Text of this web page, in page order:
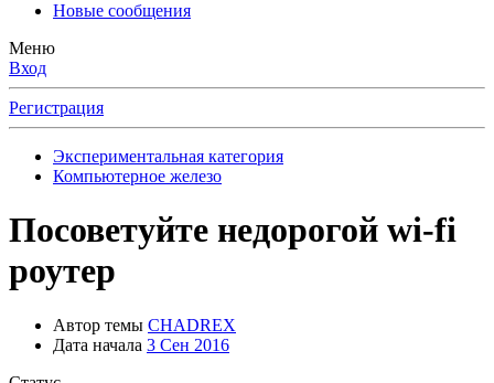
Новые сообщения
Меню
Вход
Регистрация
Экспериментальная категория
Компьютерное железо
Посоветуйте недорогой wi-fi
роутер
Автор темы CHADREX
Дата начала 3 Сен 2016